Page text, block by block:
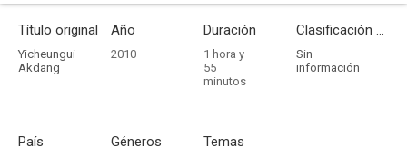
Título original
Yicheungui
Akdang
Año
2010
Duración
1 hora y
55
minutos
Clasificación por edades
Sin
información
País Géneros Temas